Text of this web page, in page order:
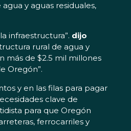
y aguas residuales,
infraestructura”. dijo
rural de agua y
más de $2.5 mil millones
Oregón”.
y en las filas para pagar
clave de
para que Oregón
ferrocarriles y